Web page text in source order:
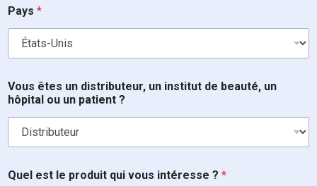
Pays *
Vous êtes un distributeur, un institut de beauté, un
hôpital ou un patient ?
Quel est le produit qui vous intéresse ? *